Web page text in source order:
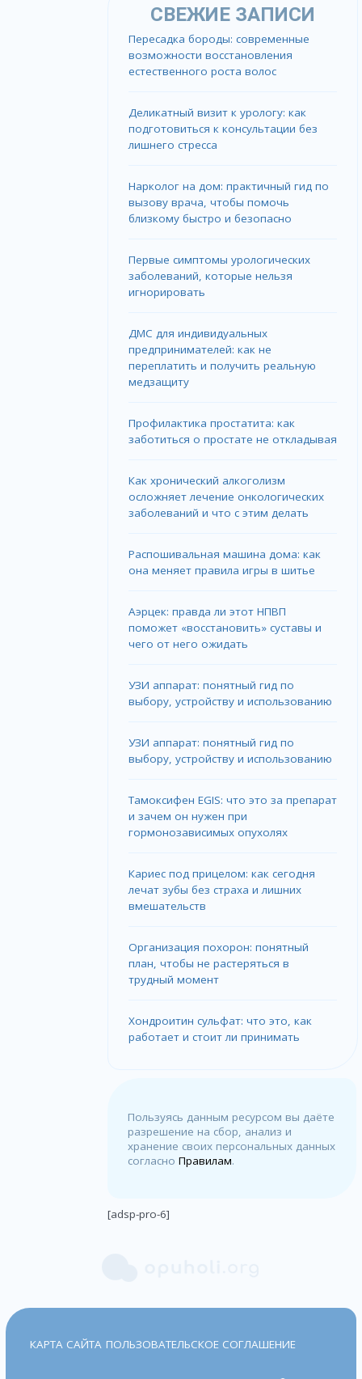
СВЕЖИЕ ЗАПИСИ
Пересадка бороды: современные
возможности восстановления
естественного роста волос
Деликатный визит к урологу: как
подготовиться к консультации без
лишнего стресса
Нарколог на дом: практичный гид по
вызову врача, чтобы помочь
близкому быстро и безопасно
Первые симптомы урологических
заболеваний, которые нельзя
игнорировать
ДМС для индивидуальных
предпринимателей: как не
переплатить и получить реальную
медзащиту
Профилактика простатита: как
заботиться о простате не откладывая
Как хронический алкоголизм
осложняет лечение онкологических
заболеваний и что с этим делать
Распошивальная машина дома: как
она меняет правила игры в шитье
Аэрцек: правда ли этот НПВП
поможет «восстановить» суставы и
чего от него ожидать
УЗИ аппарат: понятный гид по
выбору, устройству и использованию
УЗИ аппарат: понятный гид по
выбору, устройству и использованию
Тамоксифен EGIS: что это за препарат
и зачем он нужен при
гормонозависимых опухолях
Кариес под прицелом: как сегодня
лечат зубы без страха и лишних
вмешательств
Организация похорон: понятный
план, чтобы не растеряться в
трудный момент
Хондроитин сульфат: что это, как
работает и стоит ли принимать
Пользуясь данным ресурсом вы даёте
разрешение на сбор, анализ и
хранение своих персональных данных
согласноПравилам.
[adsp-pro-6]
КАРТА САЙТА ПОЛЬЗОВАТЕЛЬСКОЕ СОГЛАШЕНИЕ